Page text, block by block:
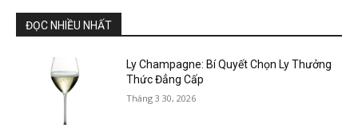
ĐỌC NHIỀU NHẤT
Ly Champagne: Bí Quyết Chọn Ly Thưởng
Thức Đẳng Cấp
Tháng 3 30, 2026